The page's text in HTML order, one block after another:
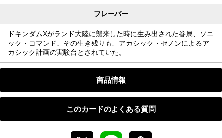
フレーバー
ドキンダムXがランド大陸に襲来した時に生み出された眷属、ソニ
ック・コマンド。その生き残りも、アカシック・ゼノンによるア
カシック計画の実験台とされていた。
商品情報
このカードのよくある質問